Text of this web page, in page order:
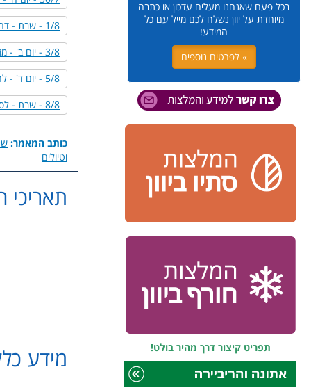
בכל פעם שאנחנו מעלים עדכון או כתבה
מיוחדת על יוון נשלח לכם מייל עם כל
המידע!
» לפרטים נוספים
תפריט קיצור דרך מהיר בולט!
1/8 - שבת - דרום פיליון
3/8 - יום ב' - מזרח פיליון
5/8 - יום ד' - לחלקידיקי
8/8 - שבת - לסלוניקי
כותב המאמר:
וטיולים
תאריכי הטיול:
מידע